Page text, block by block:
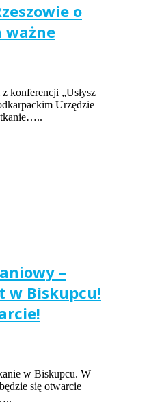
o
ważne
konferencji „Usłysz
Urzędzie
–
w Biskupcu!
w Biskupcu. W
się otwarcie